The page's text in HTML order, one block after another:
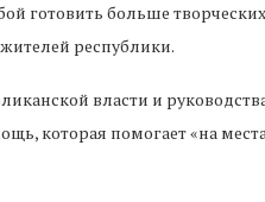
готовить больше
республики.
власти и
которая помогает «на